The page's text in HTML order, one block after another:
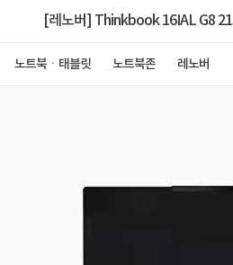
[레노버] Thinkbook 16IAL G8
노트북ㆍ태블릿 노트북존 레노버